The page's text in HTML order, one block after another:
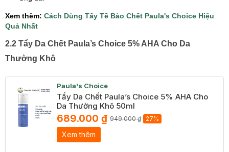
​Xem thêm: Cách Dùng Tẩy Tế Bào Chết Paula's Choice Hiệu
Quả Nhất
2.2 Tẩy Da Chết Paula’s Choice 5% AHA Cho Da
Thường Khô
Paula's Choice
Tẩy Da Chết Paula’s Choice 5% AHA Cho
Da Thường Khô 50ml
689.000 ₫ 949.000 ₫ 27%
Xem thêm